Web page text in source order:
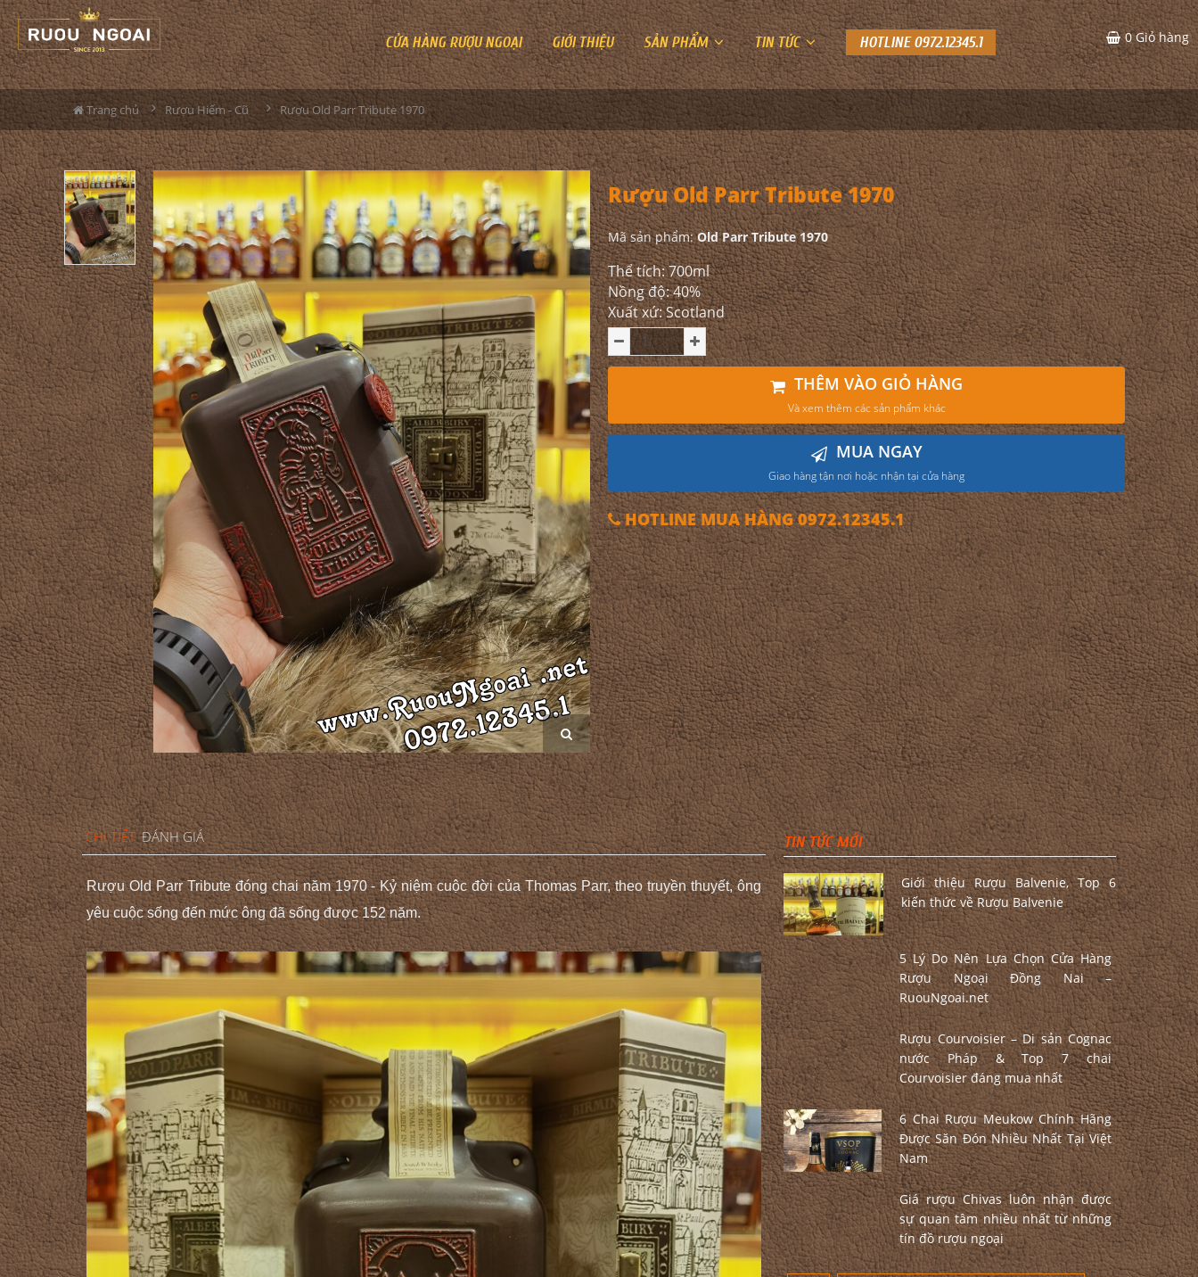
CỬA HÀNG RƯỢU NGOẠI GIỚI THIỆU SẢN PHẨM TIN TỨC HOTLINE 0972.12345.1 0 Giỏ hàng
Trang chủ Rượu Hiếm - Cũ Rượu Old Parr Tribute 1970
Rượu Old Parr Tribute 1970
Mã sản phẩm:Old Parr Tribute 1970
Thể tích: 700ml
Nồng độ: 40%
Xuất xứ: Scotland
THÊM VÀO GIỎ HÀNG
Và xem thêm các sản phẩm khác
MUA NGAY
Giao hàng tận nơi hoặc nhận tại cửa hàng
HOTLINE MUA HÀNG 0972.12345.1
CHI TIẾT ĐÁNH GIÁ
Rượu Old Parr Tribute đóng chai năm 1970 - Kỷ niệm cuộc đời của Thomas Parr, theo truyền thuyết, ông
yêu cuộc sống đến mức ông đã sống được 152 năm.
TIN TỨC MỚI
Giới thiệu Rượu Balvenie, Top 6
kiến thức về Rượu Balvenie
5 Lý Do Nên Lựa Chọn Cửa Hàng
Rượu Ngoại Đồng Nai –
RuouNgoai.net
Rượu Courvoisier – Di sản Cognac
nước Pháp & Top 7 chai
Courvoisier đáng mua nhất
6 Chai Rượu Meukow Chính Hãng
Được Săn Đón Nhiều Nhất Tại Việt
Nam
Giá rượu Chivas luôn nhận được
sự quan tâm nhiều nhất từ những
tín đồ rượu ngoại